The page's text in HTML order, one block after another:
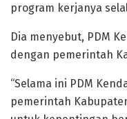
program kerjanya
Dia menyebut, PDM
dengan pemerintah
“Selama ini PDM
pemerintah